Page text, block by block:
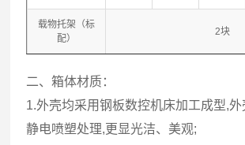
载物托架（标
配）
2块
二、箱体材质：
1.外壳均采用钢板数控机床加工成型,
静电喷塑处理,更显光洁、美观;